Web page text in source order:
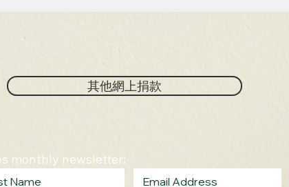
其他網上捐款
monthly newsletter: